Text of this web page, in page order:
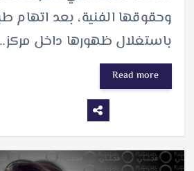
وحقوقها الفنية، بعد اتهام
باستغلال ظهورها داخل
Read more